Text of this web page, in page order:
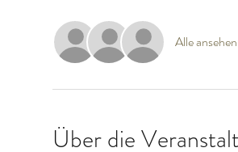
Alle ansehen
Über die